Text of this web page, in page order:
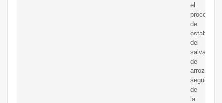
el
proceso
de
del
salvado
de
arroz
seguido
de
la